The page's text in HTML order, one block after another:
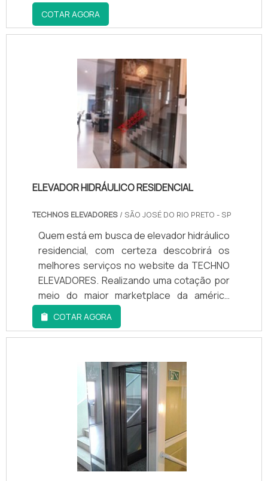
COTAR AGORA
ELEVADOR HIDRÁULICO RESIDENCIAL
TECHNOS ELEVADORES / SÃO JOSÉ DO RIO PRETO - SP
Quem está em busca de elevador hidráulico
residencial, com certeza descobrirá os
melhores serviços no website da TECHNO
ELEVADORES. Realizando uma cotação por
meio do maior marketplace da américa
latina e conhecendo a líder do
mercado.Qualidade você só encontra no
Soluções Industriais! Quando o interesse é
fundamental contar com os profissionais
da TECHNO ELEVADORES, a fim de alcançar
excelente custo-benefício e
comprometimento com os resultados dos
clientes.MAIS INFORMAÇÕES RELEVANTES
SOBRE ELEVADOR HIDRÁULICO
RESIDENCIALA TECHNO ELEVADORES
centraliza seus esforços em produzir uma
COTAR AGORA